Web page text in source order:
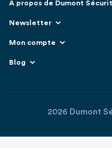
A propos de Dumont
Newsletter
Mon compte
Blog
2026 Dumont